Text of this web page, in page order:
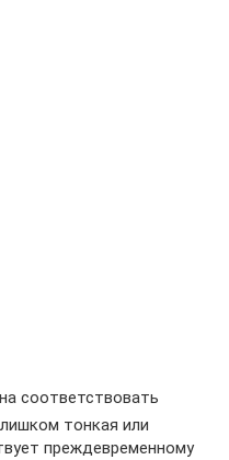
соответствовать
тонкая или
преждевременному